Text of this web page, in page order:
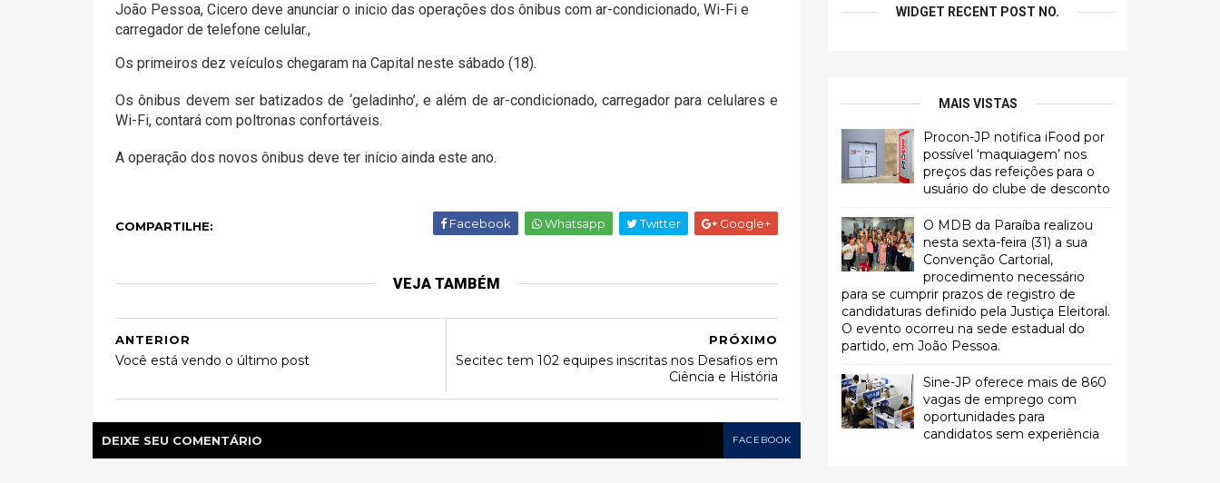
João Pessoa, Cicero deve anunciar o inicio das operações dos ônibus com ar-condicionado, Wi-Fi e
carregador de telefone celular.,
Os primeiros dez veículos chegaram na Capital neste sábado (18).
Os ônibus devem ser batizados de ‘geladinho’, e além de ar-condicionado, carregador para celulares e
Wi-Fi, contará com poltronas confortáveis.
A operação dos novos ônibus deve ter início ainda este ano.
COMPARTILHE: Facebook Whatsapp Twitter Google+
VEJA TAMBÉM
PRÓXIMO
Secitec tem 102 equipes inscritas nos Desafios em
Ciência e História
ANTERIOR
Você está vendo o último post
DEIXE SEU COMENTÁRIO FACEBOOK
WIDGET RECENT POST NO.
MAIS VISTAS
Procon-JP notifica iFood por
possível ‘maquiagem’ nos
preços das refeições para o
usuário do clube de desconto
O MDB da Paraíba realizou
nesta sexta-feira (31) a sua
Convenção Cartorial,
procedimento necessário
para se cumprir prazos de registro de
candidaturas definido pela Justiça Eleitoral.
O evento ocorreu na sede estadual do
partido, em João Pessoa.
Sine-JP oferece mais de 860
vagas de emprego com
oportunidades para
candidatos sem experiência